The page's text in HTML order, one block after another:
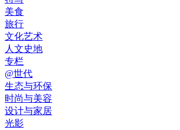
美食
旅行
文化艺术
人文史地
专栏
@世代
生态与环保
时尚与美容
设计与家居
光影